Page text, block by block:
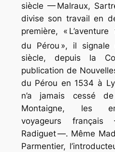
siècle — Malraux,
divise son travail en
première, «
du Pérou », il
siècle, depuis la
publication de
du Pérou en 1534 à
n’a jamais cessé
Montaigne, les
voyageurs français
Radiguet —. Même
Parmentier,